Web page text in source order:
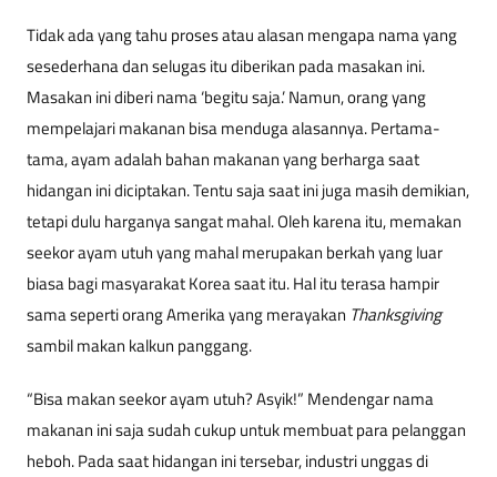
Tidak ada yang tahu proses atau alasan mengapa nama yang
sesederhana dan selugas itu diberikan pada masakan ini.
Masakan ini diberi nama ‘begitu saja.’ Namun, orang yang
mempelajari makanan bisa menduga alasannya. Pertama-
tama, ayam adalah bahan makanan yang berharga saat
hidangan ini diciptakan. Tentu saja saat ini juga masih demikian,
tetapi dulu harganya sangat mahal. Oleh karena itu, memakan
seekor ayam utuh yang mahal merupakan berkah yang luar
biasa bagi masyarakat Korea saat itu. Hal itu terasa hampir
sama seperti orang Amerika yang merayakan Thanksgiving
sambil makan kalkun panggang.
“Bisa makan seekor ayam utuh? Asyik!” Mendengar nama
makanan ini saja sudah cukup untuk membuat para pelanggan
heboh. Pada saat hidangan ini tersebar, industri unggas di